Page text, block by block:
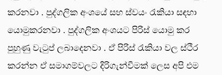
කරනවා . පුද්ගලික අංශයේ සහ ස්වයං රැකියා සඳහා
යොමුකරනවා . පුද්ගලික අංශයට පිරිස් යොමු කර
පුහුණු වැටුප් ලබාදෙනවා . ඒ පිරිස් රැකියා වල ස්ථිර
කරන්න ඒ සමාගම්වලට දිරිගැන්වීමක් ලෙස අපි එම